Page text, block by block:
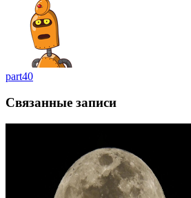
part40
Связанные записи